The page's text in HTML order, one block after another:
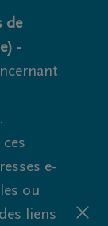
de
-
e-
ou
liens